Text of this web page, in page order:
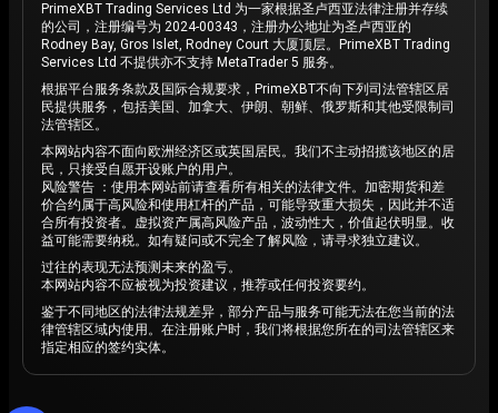
PrimeXBT Trading Services Ltd 为一家根据圣卢西亚法律注册并存续
的公司，注册编号为 2024-00343，注册办公地址为圣卢西亚的
Rodney Bay, Gros Islet, Rodney Court 大厦顶层。PrimeXBT Trading
Services Ltd 不提供亦不支持 MetaTrader 5 服务。
根据平台服务条款及国际合规要求，PrimeXBT不向下列司法管辖区居
民提供服务，包括美国、加拿大、伊朗、朝鲜、俄罗斯和其他受限制司
法管辖区。
本网站内容不面向欧洲经济区或英国居民。我们不主动招揽该地区的居
民，只接受自愿开设账户的用户。
风险警告 ：使用本网站前请查看所有相关的法律文件。加密期货和差
价合约属于高风险和使用杠杆的产品，可能导致重大损失，因此并不适
合所有投资者。虚拟资产属高风险产品，波动性大，价值起伏明显。收
益可能需要纳税。如有疑问或不完全了解风险，请寻求独立建议。
过往的表现无法预测未来的盈亏。
本网站内容不应被视为投资建议，推荐或任何投资要约。
鉴于不同地区的法律法规差异，部分产品与服务可能无法在您当前的法
律管辖区域内使用。在注册账户时，我们将根据您所在的司法管辖区来
指定相应的签约实体。